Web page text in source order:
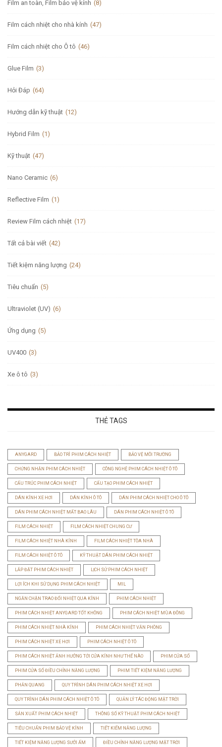
Film an toàn, Film bảo vệ kính (8)
Film cách nhiệt cho nhà kính (47)
Film cách nhiệt cho Ô tô (46)
Glue Film (3)
Hỏi Đáp (64)
Hướng dẫn kỹ thuật (12)
Hybrid Film (1)
Kỹ thuật (47)
Nano Ceramic (6)
Reflective Film (1)
Review Film cách nhiệt (17)
Tất cả bài viết (42)
Tiết kiệm năng lượng (24)
Tiêu chuẩn (5)
Ultraviolet (UV) (6)
Ứng dụng (5)
UV400 (3)
Xe ô tô (3)
THẺ TAGS
ANYGARD BẢO TRÌ PHIM CÁCH NHIỆT BẢO VỆ MÔI TRƯỜNG
CHỨNG NHẬN PHIM CÁCH NHIỆT CÔNG NGHỆ PHIM CÁCH NHIỆT Ô TÔ
CẤU TRÚC PHIM CÁCH NHIỆT CẤU TẠO PHIM CÁCH NHIỆT
DÁN KÍNH XE HƠI DÁN KÍNH Ô TÔ DÁN PHIM CÁCH NHIỆT CHO Ô TÔ
DÁN PHIM CÁCH NHIỆT MẤT BAO LÂU DÁN PHIM CÁCH NHIỆT Ô TÔ
FILM CÁCH NHIỆT FILM CÁCH NHIỆT CHUNG CƯ
FILM CÁCH NHIỆT NHÀ KÍNH FILM CÁCH NHIỆT TÒA NHÀ
FILM CÁCH NHIỆT Ô TÔ KỸ THUẬT DÁN PHIM CÁCH NHIỆT
LẮP ĐẶT PHIM CÁCH NHIỆT LỊCH SỬ PHIM CÁCH NHIỆT
LỢI ÍCH KHI SỬ DỤNG PHIM CÁCH NHIỆT MIL
NGĂN CHẶN TRAO ĐỔI NHIỆT QUA KÍNH PHIM CÁCH NHIỆT
PHIM CÁCH NHIỆT ANYGARD TỐT KHÔNG PHIM CÁCH NHIỆT MÙA ĐÔNG
PHIM CÁCH NHIỆT NHÀ KÍNH PHIM CÁCH NHIỆT VĂN PHÒNG
PHIM CÁCH NHIỆT XE HƠI PHIM CÁCH NHIỆT Ô TÔ
PHIM CÁCH NHIỆT ẢNH HƯỞNG TỚI CỬA KÍNH NHƯ THẾ NÀO PHIM CỬA SỔ
PHIM CỬA SỔ ĐIỀU CHỈNH NĂNG LƯỢNG PHIM TIẾT KIỆM NĂNG LƯỢNG
PHẢN QUANG QUY TRÌNH DÁN PHIM CÁCH NHIỆT XE HƠI
QUY TRÌNH DÁN PHIM CÁCH NHIỆT Ô TÔ QUẢN LÝ TÁC ĐỘNG MẶT TRỜI
SẢN XUẤT PHIM CÁCH NHIỆT THÔNG SỐ KỸ THUẬT PHIM CÁCH NHIỆT
TIÊU CHUẨN PHIM BẢO VỆ KÍNH TIẾT KIẾM NĂNG LƯỢNG
TIẾT KIỆM NĂNG LƯỢNG SƯỞI ẤM ĐIỀU CHỈNH NĂNG LƯỢNG MẶT TRỜI